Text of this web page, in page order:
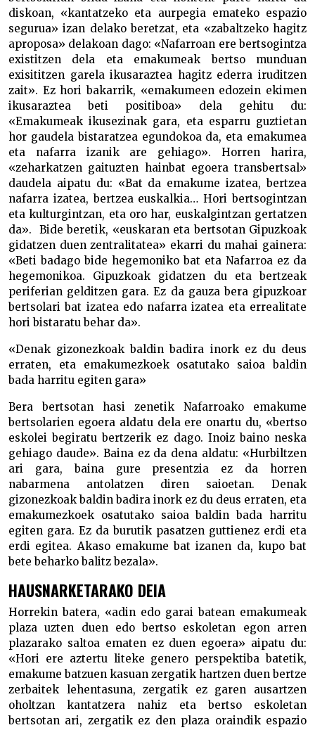
diskoan, «kantatzeko eta aurpegia emateko espazio
segurua» izan delako beretzat, eta «zabaltzeko hagitz
aproposa» delakoan dago: «Nafarroan ere bertsogintza
existitzen dela eta emakumeak bertso munduan
exisititzen garela ikusaraztea hagitz ederra iruditzen
zait». Ez hori bakarrik, «emakumeen edozein ekimen
ikusaraztea beti positiboa» dela gehitu du:
«Emakumeak ikusezinak gara, eta esparru guztietan
hor gaudela bistaratzea egundokoa da, eta emakumea
eta nafarra izanik are gehiago». Horren harira,
«zeharkatzen gaituzten hainbat egoera transbertsal»
daudela aipatu du: «Bat da emakume izatea, bertzea
nafarra izatea, bertzea euskalkia… Hori bertsogintzan
eta kulturgintzan, eta oro har, euskalgintzan gertatzen
da». Bide beretik, «euskaran eta bertsotan Gipuzkoak
gidatzen duen zentralitatea» ekarri du mahai gainera:
«Beti badago bide hegemoniko bat eta Nafarroa ez da
hegemonikoa. Gipuzkoak gidatzen du eta bertzeak
periferian gelditzen gara. Ez da gauza bera gipuzkoar
bertsolari bat izatea edo nafarra izatea eta errealitate
hori bistaratu behar da».
«Denak gizonezkoak baldin badira inork ez du deus
erraten, eta emakumezkoek osatutako saioa baldin
bada harritu egiten gara»
Bera bertsotan hasi zenetik Nafarroako emakume
bertsolarien egoera aldatu dela ere onartu du, «bertso
eskolei begiratu bertzerik ez dago. Inoiz baino neska
gehiago daude». Baina ez da dena aldatu: «Hurbiltzen
ari gara, baina gure presentzia ez da horren
nabarmena antolatzen diren saioetan. Denak
gizonezkoak baldin badira inork ez du deus erraten, eta
emakumezkoek osatutako saioa baldin bada harritu
egiten gara. Ez da burutik pasatzen guttienez erdi eta
erdi egitea. Akaso emakume bat izanen da, kupo bat
bete beharko balitz bezala».
HAUSNARKETARAKO DEIA
Horrekin batera, «adin edo garai batean emakumeak
plaza uzten duen edo bertso eskoletan egon arren
plazarako saltoa ematen ez duen egoera» aipatu du:
«Hori ere aztertu liteke genero perspektiba batetik,
emakume batzuen kasuan zergatik hartzen duen bertze
zerbaitek lehentasuna, zergatik ez garen ausartzen
oholtzan kantatzera nahiz eta bertso eskoletan
bertsotan ari, zergatik ez den plaza oraindik espazio